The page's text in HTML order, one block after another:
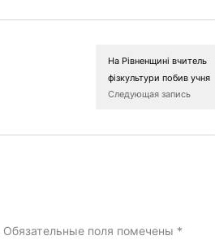
На Рівненщині вчитель
фізкультури побив учня
Следующая запись
Обязательные поля помечены *